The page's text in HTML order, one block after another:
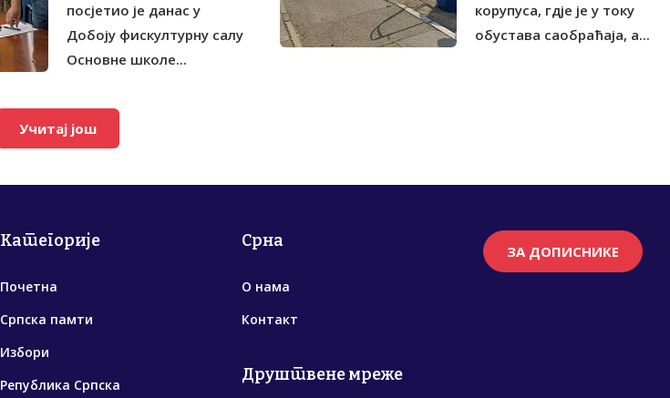
посјетио је данас у
Добоју фискултурну салу
Основне школе...
корупуса, гдје је у току
обустава саобраћаја, а...
Учитај још
Категорије
Почетна
Српска памти
Избори
Република Српска
Срна
О нама
Контакт
Друштвене мреже
ЗА ДОПИСНИКЕ